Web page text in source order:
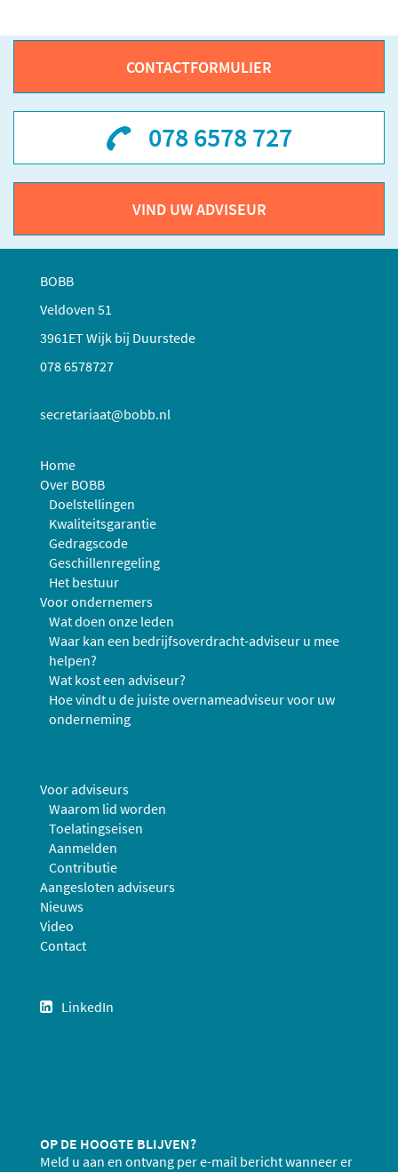
CONTACTFORMULIER
078 6578 727
VIND UW ADVISEUR
BOBB
Veldoven 51
3961ET Wijk bij Duurstede
078 6578727
secretariaat@bobb.nl
Home
Over BOBB
Doelstellingen
Kwaliteitsgarantie
Gedragscode
Geschillenregeling
Het bestuur
Voor ondernemers
Wat doen onze leden
Waar kan een bedrijfsoverdracht-adviseur u mee
helpen?
Wat kost een adviseur?
Hoe vindt u de juiste overnameadviseur voor uw
onderneming
Voor adviseurs
Waarom lid worden
Toelatingseisen
Aanmelden
Contributie
Aangesloten adviseurs
Nieuws
Video
Contact
LinkedIn
OP DE HOOGTE BLIJVEN?
Meld u aan en ontvang per e-mail bericht wanneer er